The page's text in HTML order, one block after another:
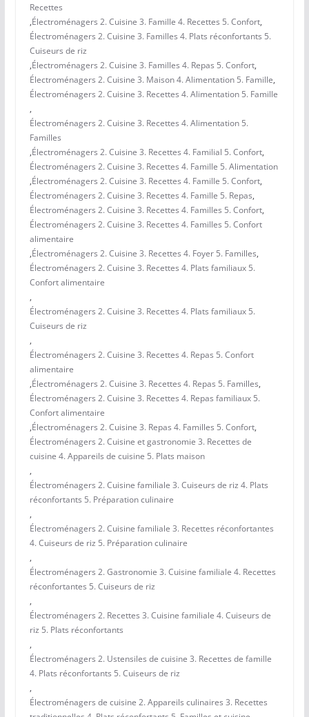
Recettes
,Électroménagers 2. Cuisine 3. Famille 4. Recettes 5. Confort,
Électroménagers 2. Cuisine 3. Familles 4. Plats réconfortants 5.
Cuiseurs de riz
,Électroménagers 2. Cuisine 3. Familles 4. Repas 5. Confort,
Électroménagers 2. Cuisine 3. Maison 4. Alimentation 5. Famille,
Électroménagers 2. Cuisine 3. Recettes 4. Alimentation 5. Famille
,
Électroménagers 2. Cuisine 3. Recettes 4. Alimentation 5.
Familles
,Électroménagers 2. Cuisine 3. Recettes 4. Familial 5. Confort,
Électroménagers 2. Cuisine 3. Recettes 4. Famille 5. Alimentation
,Électroménagers 2. Cuisine 3. Recettes 4. Famille 5. Confort,
Électroménagers 2. Cuisine 3. Recettes 4. Famille 5. Repas,
Électroménagers 2. Cuisine 3. Recettes 4. Familles 5. Confort,
Électroménagers 2. Cuisine 3. Recettes 4. Familles 5. Confort
alimentaire
,Électroménagers 2. Cuisine 3. Recettes 4. Foyer 5. Familles,
Électroménagers 2. Cuisine 3. Recettes 4. Plats familiaux 5.
Confort alimentaire
,
Électroménagers 2. Cuisine 3. Recettes 4. Plats familiaux 5.
Cuiseurs de riz
,
Électroménagers 2. Cuisine 3. Recettes 4. Repas 5. Confort
alimentaire
,Électroménagers 2. Cuisine 3. Recettes 4. Repas 5. Familles,
Électroménagers 2. Cuisine 3. Recettes 4. Repas familiaux 5.
Confort alimentaire
,Électroménagers 2. Cuisine 3. Repas 4. Familles 5. Confort,
Électroménagers 2. Cuisine et gastronomie 3. Recettes de
cuisine 4. Appareils de cuisine 5. Plats maison
,
Électroménagers 2. Cuisine familiale 3. Cuiseurs de riz 4. Plats
réconfortants 5. Préparation culinaire
,
Électroménagers 2. Cuisine familiale 3. Recettes réconfortantes
4. Cuiseurs de riz 5. Préparation culinaire
,
Électroménagers 2. Gastronomie 3. Cuisine familiale 4. Recettes
réconfortantes 5. Cuiseurs de riz
,
Électroménagers 2. Recettes 3. Cuisine familiale 4. Cuiseurs de
riz 5. Plats réconfortants
,
Électroménagers 2. Ustensiles de cuisine 3. Recettes de famille
4. Plats réconfortants 5. Cuiseurs de riz
,
Électroménagers de cuisine 2. Appareils culinaires 3. Recettes